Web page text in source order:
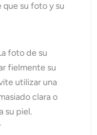
que su foto y su
foto de su
fielmente su
utilizar una
clara o
su piel.